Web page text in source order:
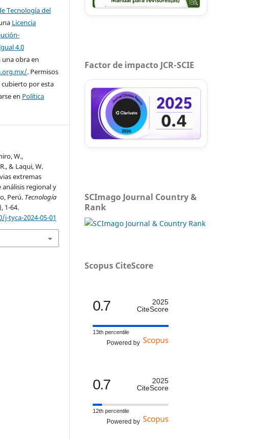
Tecnología del
Licencia
4.0
una obra en
. Permisos
cubierto por esta
en Política
W.,
& Laqui, W.
extremas
regional y
Perú. Tecnología
1-64.
tyca-2024-05-01
Factor de impacto JCR-SCIE
SCImago Journal Country &
Rank
Scopus CiteScore
0.7
2025
CiteScore
13th percentile
Powered by
0.7
2025
CiteScore
12th percentile
Powered by